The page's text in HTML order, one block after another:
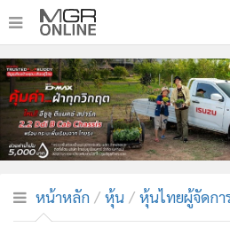
• หน้าหลัก
• ทันเหตุการณ์
• ภาคใต้
• ภูมิภาค
• บันเทิง
หน้าหลัก หุ้น หุ้นไทยผู้จัดกา